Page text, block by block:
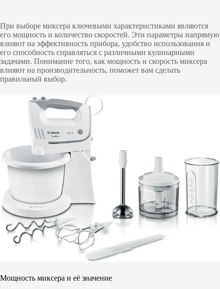
При выборе миксера ключевыми характеристиками являются
его мощность и количество скоростей. Эти параметры напрямую
влияют на эффективность прибора, удобство использования и
его способность справляться с различными кулинарными
задачами. Понимание того, как мощность и скорость миксера
влияют на производительность, поможет вам сделать
правильный выбор.
Мощность миксера и её значение